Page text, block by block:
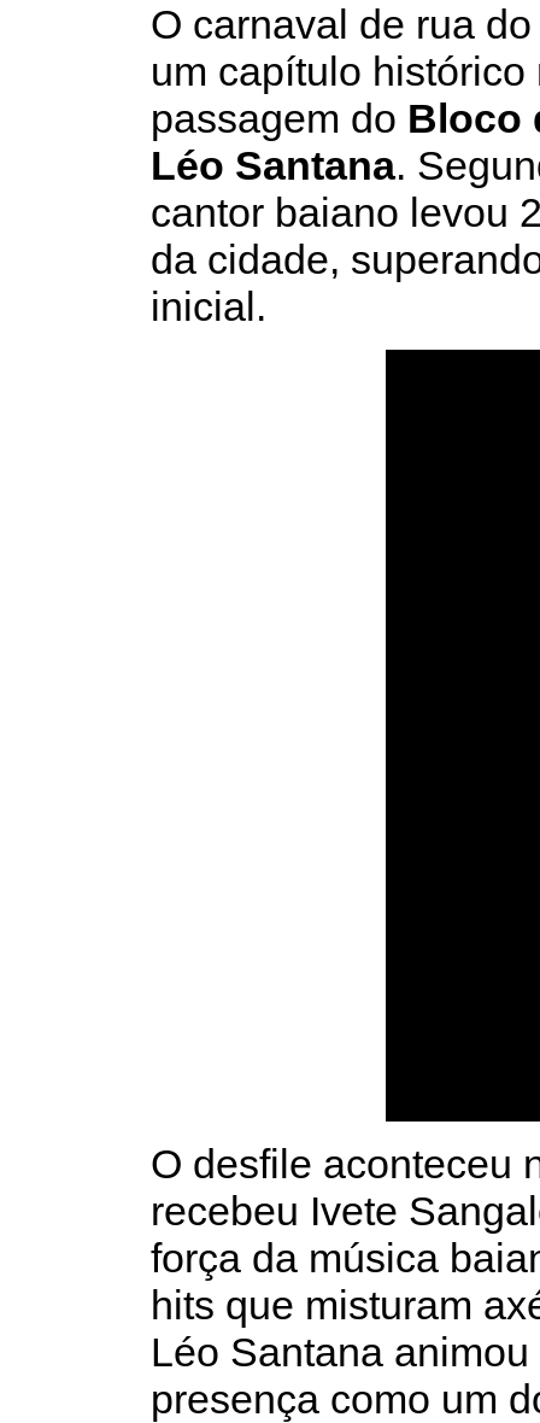
O carnaval de rua
um capítulo
passagem do Bloco
Léo Santana.
cantor baiano levou
da cidade,
inicial.
O desfile aconteceu
recebeu Ivete
força da música
hits que misturam
Léo Santana
presença como um